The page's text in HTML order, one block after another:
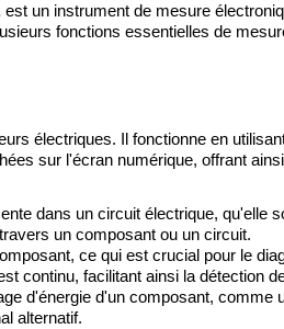
est un instrument de mesure
fonctions essentielles de
électriques. Il fonctionne en
sur l'écran numérique, offrant
dans un circuit électrique, qu'elle
un composant ou un circuit.
ce qui est crucial pour le
continu, facilitant ainsi la détection
d'énergie d'un composant, comme
alternatif.